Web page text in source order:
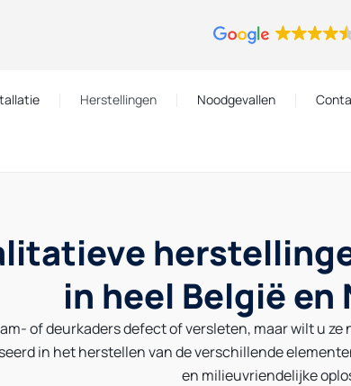
Herstellingen Noodgevallen
in heel België
of deurkaders defect of versleten, maar wilt u
in het herstellen van de verschillende
en milieuvriendelijke